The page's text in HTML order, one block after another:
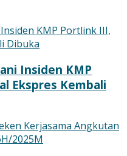
Insiden KMP
Ekspres Kembali